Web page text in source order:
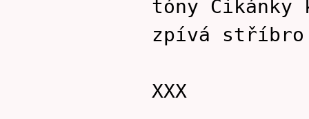
tóny Cikánky
zpívá
XXX